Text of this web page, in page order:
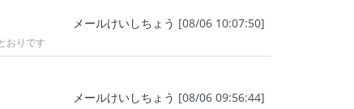
メールけいしちょう [08/06 10:07:50]
おりです
メールけいしちょう [08/06 09:56:44]